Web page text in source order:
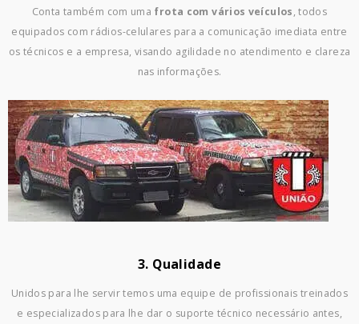
Conta também com uma frota com vários veículos, todos
equipados com rádios-celulares para a comunicação imediata entre
os técnicos e a empresa, visando agilidade no atendimento e clareza
nas informações.
3. Qualidade
Unidos para lhe servir temos uma equipe de profissionais treinados
e especializados para lhe dar o suporte técnico necessário antes,